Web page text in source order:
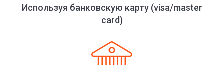
Используя банковскую карту (visa/master
card)